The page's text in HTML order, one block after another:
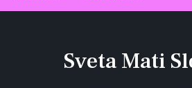
Sveta Mati